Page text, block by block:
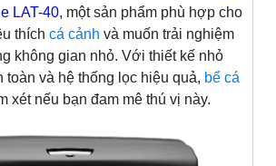
LAT-40, một sản phẩm phù hợp cho
thích cá cảnh và muốn trải nghiệm
không gian nhỏ. Với thiết kế nhỏ
toàn và hệ thống lọc hiệu quả, bể cá
xét nếu bạn đam mê thú vị này.